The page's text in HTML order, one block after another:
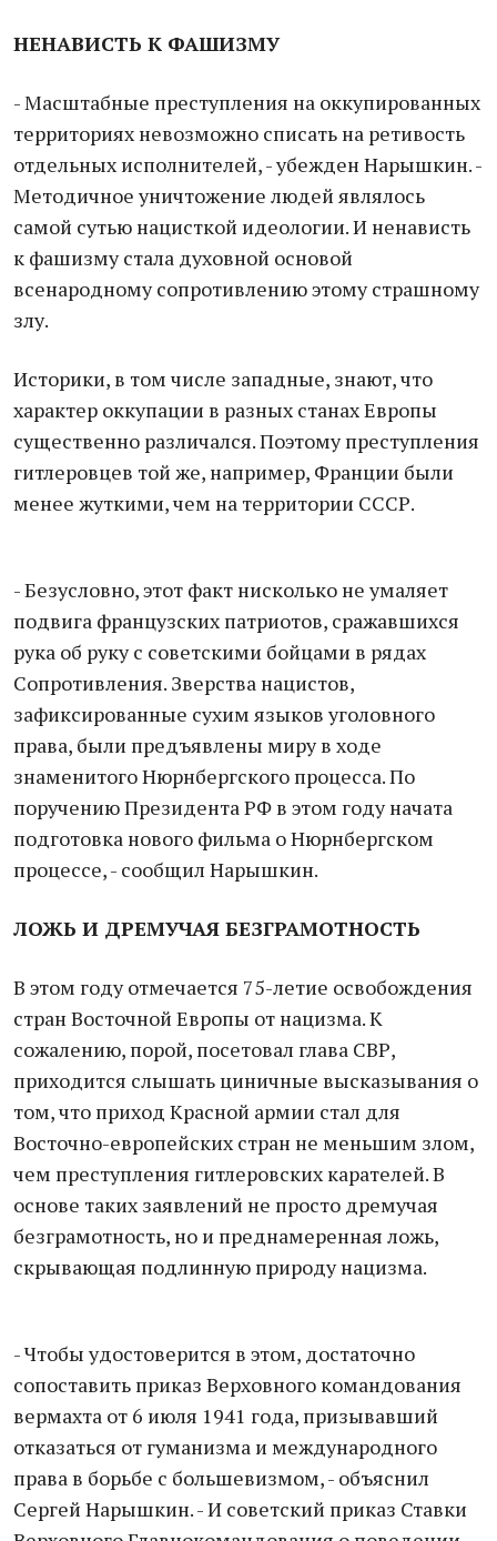
НЕНАВИСТЬ К ФАШИЗМУ
- Масштабные преступления на оккупированных
территориях невозможно списать на ретивость
отдельных исполнителей, - убежден Нарышкин. -
Методичное уничтожение людей являлось
самой сутью нацисткой идеологии. И ненависть
к фашизму стала духовной основой
всенародному сопротивлению этому страшному
злу.
Историки, в том числе западные, знают, что
характер оккупации в разных станах Европы
существенно различался. Поэтому преступления
гитлеровцев той же, например, Франции были
менее жуткими, чем на территории СССР.
- Безусловно, этот факт нисколько не умаляет
подвига французских патриотов, сражавшихся
рука об руку с советскими бойцами в рядах
Сопротивления. Зверства нацистов,
зафиксированные сухим языков уголовного
права, были предъявлены миру в ходе
знаменитого Нюрнбергского процесса. По
поручению Президента РФ в этом году начата
подготовка нового фильма о Нюрнбергском
процессе, - сообщил Нарышкин.
ЛОЖЬ И ДРЕМУЧАЯ БЕЗГРАМОТНОСТЬ
В этом году отмечается 75-летие освобождения
стран Восточной Европы от нацизма. К
сожалению, порой, посетовал глава СВР,
приходится слышать циничные высказывания о
том, что приход Красной армии стал для
Восточно-европейских стран не меньшим злом,
чем преступления гитлеровских карателей. В
основе таких заявлений не просто дремучая
безграмотность, но и преднамеренная ложь,
скрывающая подлинную природу нацизма.
- Чтобы удостоверится в этом, достаточно
сопоставить приказ Верховного командования
вермахта от 6 июля 1941 года, призывавший
отказаться от гуманизма и международного
права в борьбе с большевизмом, - объяснил
Сергей Нарышкин. - И советский приказ Ставки